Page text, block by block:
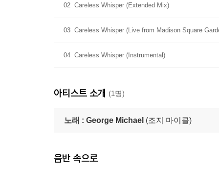
02 Careless Whisper (Extended Mix)
03 Careless Whisper (Live from Madison Square
04 Careless Whisper (Instrumental)
아티스트 소개 (1명)
노래 : George Michael (조지 마이클)
음반 속으로